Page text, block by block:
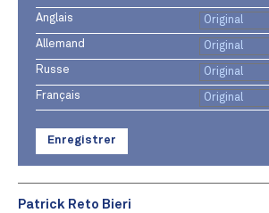
Anglais
Allemand
Russe
Français
Enregistrer
Patrick Reto Bieri